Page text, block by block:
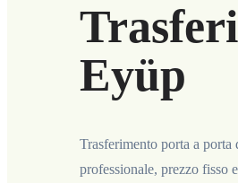
Eyüp
Trasferimento porta a
professionale, prezzo fisso